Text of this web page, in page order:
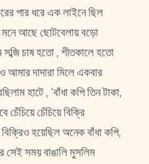
পার ধরে এক লাইনে ছিল
আছে ছোটবেলায় বড়ো
চাষ হতো , শীতকালে হতো
আমার দাদারা মিলে একবার
হাটে , ‘বাঁধা কপি তিন টাকা,
চেঁচিয়ে চেঁচিয়ে বিক্রি
বিক্রিও হয়েছিল অনেক বাঁধা কপি,
সেই সময় বাঙালি মুসলিম